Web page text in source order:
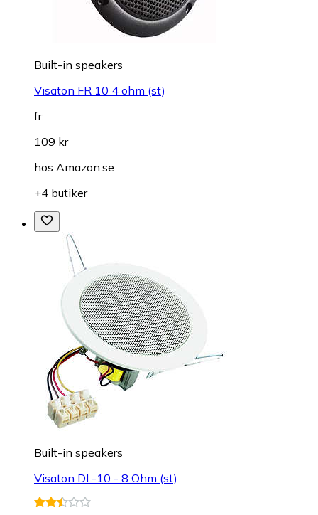
Built-in speakers
Visaton FR 10 4 ohm (st)
fr.
109 kr
hos Amazon.se
+4 butiker
Built-in speakers
Visaton DL-10 - 8 Ohm (st)